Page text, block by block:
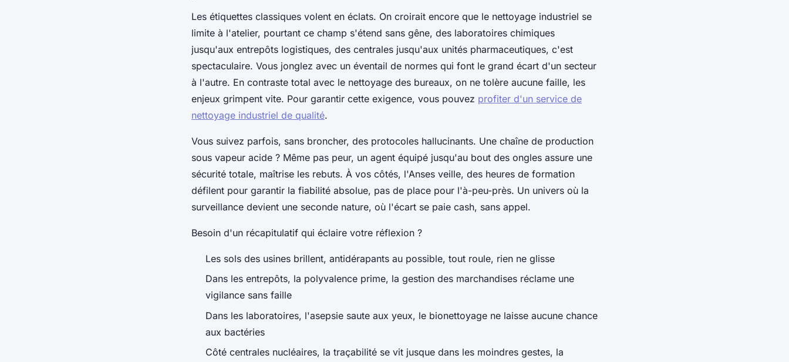
Les étiquettes classiques volent en éclats. On croirait encore que le nettoyage industriel se
limite à l'atelier, pourtant ce champ s'étend sans gêne, des laboratoires chimiques
jusqu'aux entrepôts logistiques, des centrales jusqu'aux unités pharmaceutiques, c'est
spectaculaire. Vous jonglez avec un éventail de normes qui font le grand écart d'un secteur
à l'autre. En contraste total avec le nettoyage des bureaux, on ne tolère aucune faille, les
enjeux grimpent vite. Pour garantir cette exigence, vous pouvez profiter d'un service de
nettoyage industriel de qualité.
Vous suivez parfois, sans broncher, des protocoles hallucinants. Une chaîne de production
sous vapeur acide ? Même pas peur, un agent équipé jusqu'au bout des ongles assure une
sécurité totale, maîtrise les rebuts. À vos côtés, l'Anses veille, des heures de formation
défilent pour garantir la fiabilité absolue, pas de place pour l'à-peu-près. Un univers où la
surveillance devient une seconde nature, où l'écart se paie cash, sans appel.
Besoin d'un récapitulatif qui éclaire votre réflexion ?
Les sols des usines brillent, antidérapants au possible, tout roule, rien ne glisse
Dans les entrepôts, la polyvalence prime, la gestion des marchandises réclame une
vigilance sans faille
Dans les laboratoires, l'asepsie saute aux yeux, le bionettoyage ne laisse aucune chance
aux bactéries
Côté centrales nucléaires, la traçabilité se vit jusque dans les moindres gestes, la